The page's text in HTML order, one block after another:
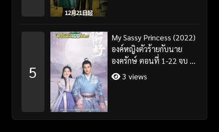
5
My Sassy Princess (2022)
องค์หญิงตัวร้ายกับนาย
องครักษ์ ตอนที่ 1-22 จบ ซับ
ไทย3 views